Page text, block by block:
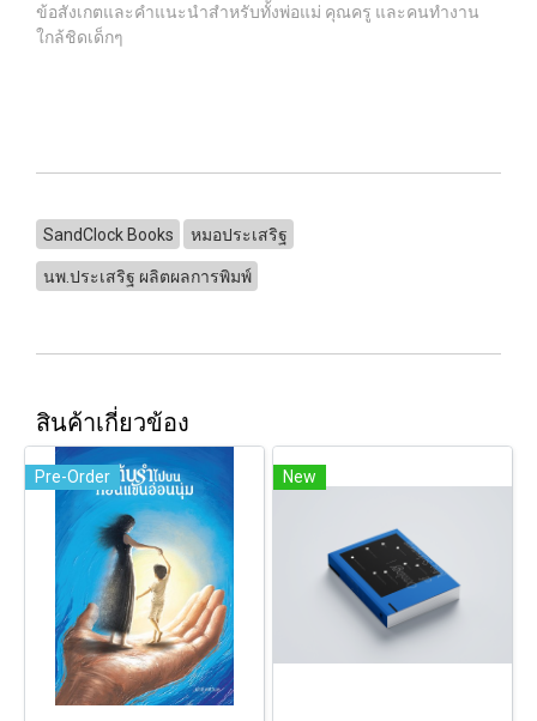
ข้อสังเกตและคำแนะนำสำหรับทั้งพ่อแม่ คุณครู และคนทำงาน
ใกล้ชิดเด็กๆ
SandClock Books หมอประเสริฐ
นพ.ประเสริฐ ผลิตผลการพิมพ์
สินค้าเกี่ยวข้อง
Pre-Order New